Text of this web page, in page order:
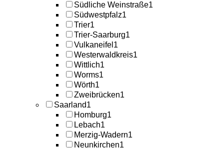
Südliche Weinstraße1
Südwestpfalz1
Trier1
Trier-Saarburg1
Vulkaneifel 1
Westerwaldkreis1
Wittlich1
Worms1
Wörth1
Zweibrücken1
Saarland1
Homburg1
Lebach1
Merzig-Wadern1
Neunkirchen1